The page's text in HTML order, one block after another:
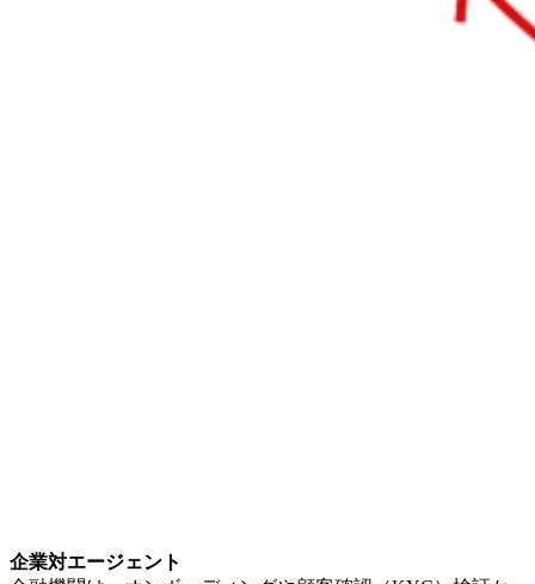
企業対エージェント